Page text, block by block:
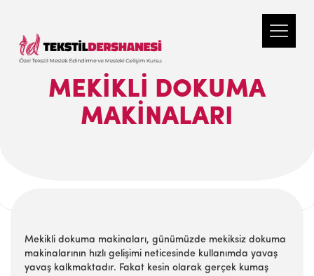
MEKİKLİ DOKUMA
MAKİNALARI
Mekikli dokuma makinaları, günümüzde mekiksiz dokuma
makinalarının hızlı gelişimi neticesinde kullanımda yavaş
yavaş kalkmaktadır. Fakat kesin olarak gerçek kumaş